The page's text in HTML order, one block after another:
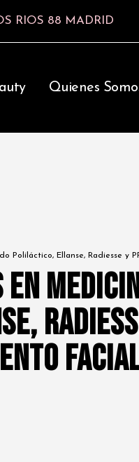
RIOS 88 MADRID
Quienes
Poliláctico, Ellanse, Radiesse y